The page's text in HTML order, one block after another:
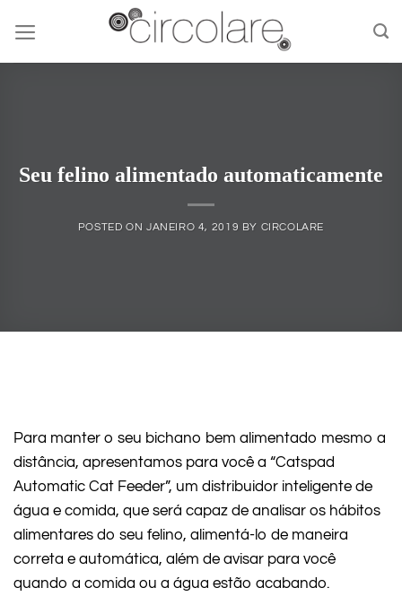
content
Seu felino alimentado automaticamente
POSTED ON JANEIRO 4, 2019 BY CIRCOLARE
Para manter o seu bichano bem alimentado mesmo a
distância, apresentamos para você a “Catspad
Automatic Cat Feeder”, um distribuidor inteligente de
água e comida, que será capaz de analisar os hábitos
alimentares do seu felino, alimentá-lo de maneira
correta e automática, além de avisar para você
quando a comida ou a água estão acabando.